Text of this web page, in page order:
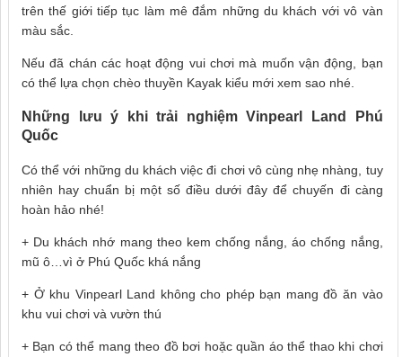
trên thế giới tiếp tục làm mê đắm những du khách với vô vàn
màu sắc.
Nếu đã chán các hoạt động vui chơi mà muốn vận động, bạn
có thể lựa chọn chèo thuyền Kayak kiểu mới xem sao nhé.
Những lưu ý khi trải nghiệm Vinpearl Land Phú
Quốc
Có thể với những du khách việc đi chơi vô cùng nhẹ nhàng, tuy
nhiên hay chuẩn bị một số điều dưới đây để chuyến đi càng
hoàn hảo nhé!
+ Du khách nhớ mang theo kem chống nắng, áo chống nắng,
mũ ô…vì ở Phú Quốc khá nắng
+ Ở khu Vinpearl Land không cho phép bạn mang đồ ăn vào
khu vui chơi và vườn thú
+ Bạn có thể mang theo đồ bơi hoặc quần áo thể thao khi chơi